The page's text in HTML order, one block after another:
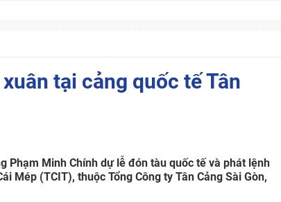
tại cảng quốc tế Tân
Phạm Minh Chính dự lễ đón tàu quốc tế và phát lệnh
Mép (TCIT), thuộc Tổng Công ty Tân Cảng Sài Gòn,